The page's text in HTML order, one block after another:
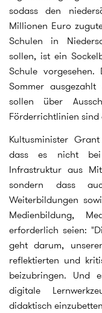
sodass den
Millionen Euro
Schulen in
sollen, ist ein
Schule
Sommer
sollen über
Förderrichtlinien
Kultusminister
dass es nicht bei
Infrastruktur aus
sondern dass
Weiterbildungen
Medienbildung,
erforderlich seien:
geht darum,
reflektierten und
beizubringen. Und
digitale
didaktisch